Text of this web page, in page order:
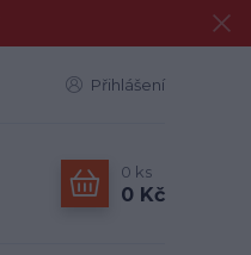
Přihlášení
0 ks
0 Kč